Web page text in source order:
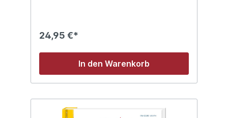
24,95 €*
In den Warenkorb